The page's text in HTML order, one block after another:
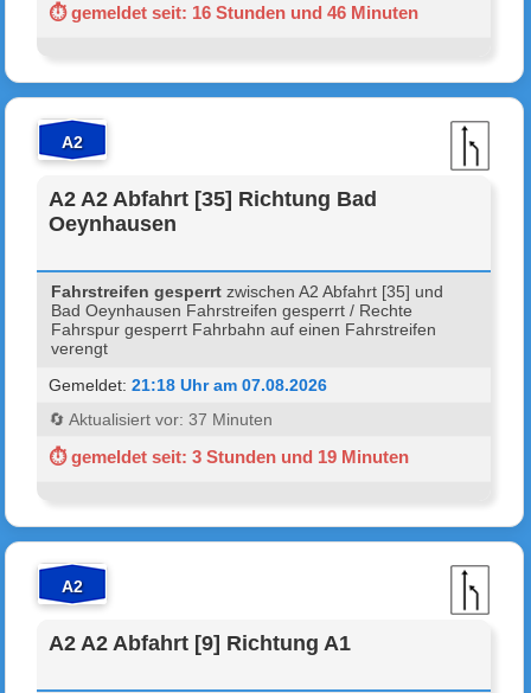
⏱ gemeldet seit: 16 Stunden und 46 Minuten
A2
A2 A2 Abfahrt [35] Richtung Bad
Oeynhausen
Fahrstreifen gesperrt zwischen A2 Abfahrt [35] und
Bad Oeynhausen Fahrstreifen gesperrt / Rechte
Fahrspur gesperrt Fahrbahn auf einen Fahrstreifen
verengt
Gemeldet:21:18 Uhr am 07.08.2026
🔄 Aktualisiert vor: 37 Minuten
⏱ gemeldet seit: 3 Stunden und 19 Minuten
A2
A2 A2 Abfahrt [9] Richtung A1